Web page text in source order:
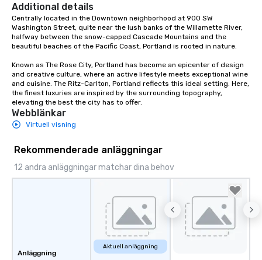
Additional details
Centrally located in the Downtown neighborhood at 900 SW
Washington Street, quite near the lush banks of the Willamette River,
halfway between the snow-capped Cascade Mountains and the
beautiful beaches of the Pacific Coast, Portland is rooted in nature.
Known as The Rose City, Portland has become an epicenter of design
and creative culture, where an active lifestyle meets exceptional wine
and cuisine. The Ritz-Carlton, Portland reflects this ideal setting. Here,
the finest luxuries are inspired by the surrounding topography,
elevating the best the city has to offer.
Webblänkar
Virtuell visning
Rekommenderade anläggningar
12 andra anläggningar matchar dina behov
Anläggning
Aktuell anläggning